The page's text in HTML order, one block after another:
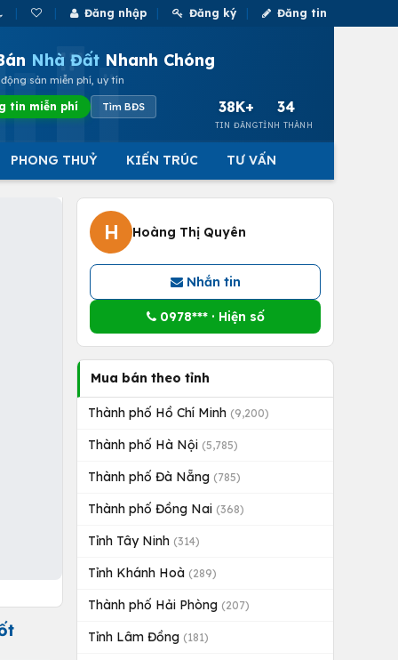
Đăng nhập Đăng ký Đăng tin
Nhà Đất Nhanh Chóng
sản miễn phí, uy tín
tin miễn phí Tìm BĐS 38K+
TIN ĐĂNG
34
TỈNH THÀNH
PHONG THUỶ KIẾN TRÚC TƯ VẤN
H Hoàng Thị Quyên
Nhắn tin
0978*** · Hiện số
Mua bán theo tỉnh
Thành phố Hồ Chí Minh (9,200)
Thành phố Hà Nội (5,785)
Thành phố Đà Nẵng (785)
Thành phố Đồng Nai (368)
Tỉnh Tây Ninh (314)
Tỉnh Khánh Hoà (289)
Thành phố Hải Phòng (207)
Tỉnh Lâm Đồng (181)